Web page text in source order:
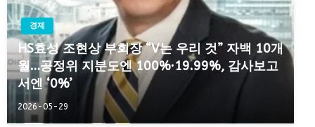
경제
HS효성 조현상 부회장 “V는 우리 것” 자백 10개
월…공정위 지분도엔 100%·19.99%, 감사보고
서엔 ‘0%’
2026-05-29